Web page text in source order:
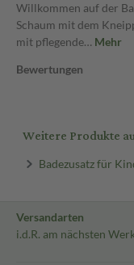
Willkommen auf der
Schaum mit dem
mit pflegende… Mehr
Bewertungen
Weitere Produkte
Badezusatz für
Versandarten
i.d.R. am nächsten